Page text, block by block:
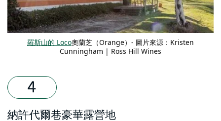
羅斯山的 Loco奧蘭芝（Orange）- 圖片來源：Kristen
Cunningham | Ross Hill Wines
納許代爾巷豪華露營地